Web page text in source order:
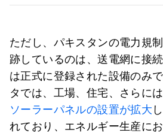
ただし、パキスタンの電力規
跡しているのは、送電網に接
は正式に登録された設備のみ
タでは、工場、住宅、さらに
ソーラーパネルの設置が拡大
れており、エネルギー生産に